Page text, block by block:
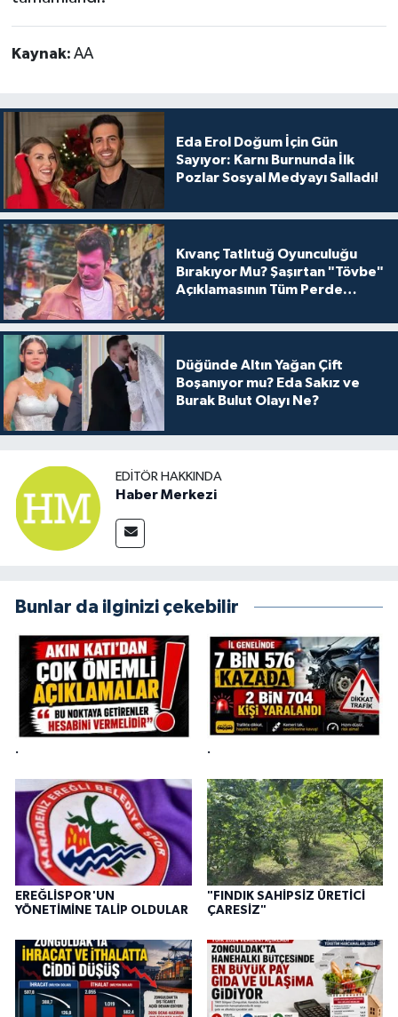
Kaynak: AA
Eda Erol Doğum İçin Gün
Sayıyor: Karnı Burnunda İlk
Pozlar Sosyal Medyayı Salladı!
Kıvanç Tatlıtuğ Oyunculuğu
Bırakıyor Mu? Şaşırtan "Tövbe"
Açıklamasının Tüm Perde
Düğünde Altın Yağan Çift
Boşanıyor mu? Eda Sakız ve
Burak Bulut Olayı Ne?
EDITÖR HAKKINDA
Haber Merkezi
Bunlar da ilginizi çekebilir
. .
EREĞLİSPOR'UN
YÖNETİMİNE TALİP OLDULAR
"FINDIK SAHİPSİZ ÜRETİCİ
ÇARESİZ"